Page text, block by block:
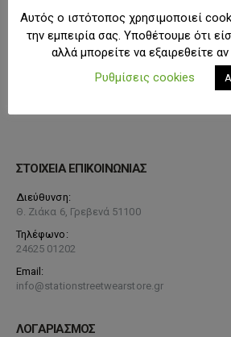
ΣΤΟΙΧΕΙΑ ΕΠΙΚΟΙΝΩΝΙΑΣ
Διεύθυνση:
Θ. Ζιάκα 6, Γρεβενά 51100
Τηλέφωνο:
24625 01202
Email:
info@stationstreetwearstore.gr
ΛΟΓΑΡΙΑΣΜΟΣ
Αυτός ο ιστότοπος χρησιμοποιεί
την εμπειρία σας. Υποθέτουμε ότι
αλλά μπορείτε να εξαιρεθείτε
Ρυθμίσεις cookies